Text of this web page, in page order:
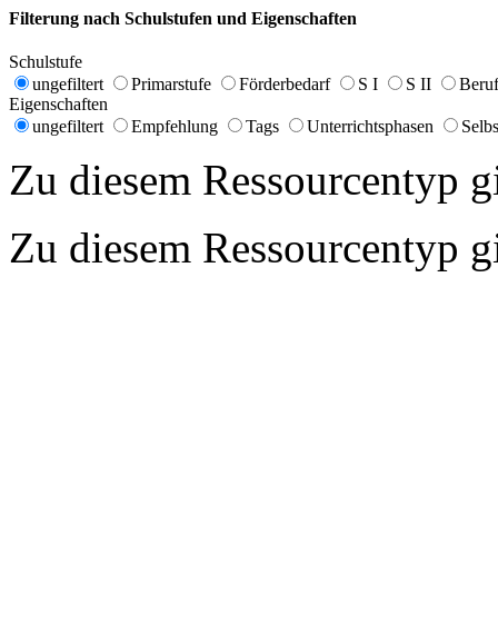
Filterung nach Schulstufen und Eigenschaften
Schulstufe
ungefiltert
Primarstufe Förderbedarf S I S II
Eigenschaften
ungefiltert
Empfehlung Tags Unterrichtsphasen
Zu diesem Ressourcentyp
Zu diesem Ressourcentyp